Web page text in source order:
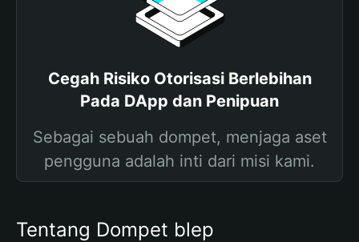
Cegah Risiko Otorisasi Berlebihan
Pada DApp dan Penipuan
Sebagai sebuah dompet, menjaga aset
pengguna adalah inti dari misi kami.
Tentang Dompet blep